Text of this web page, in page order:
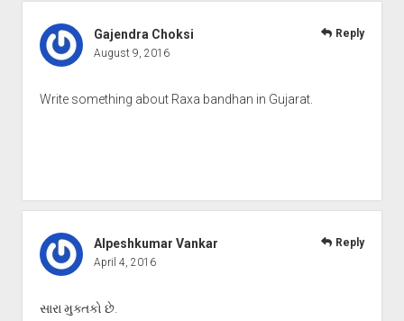
Gajendra Choksi
August 9, 2016
Write something about Raxa bandhan in Gujarat.
Reply
Alpeshkumar Vankar
April 4, 2016
સારા મુક્તકો છે.
Reply